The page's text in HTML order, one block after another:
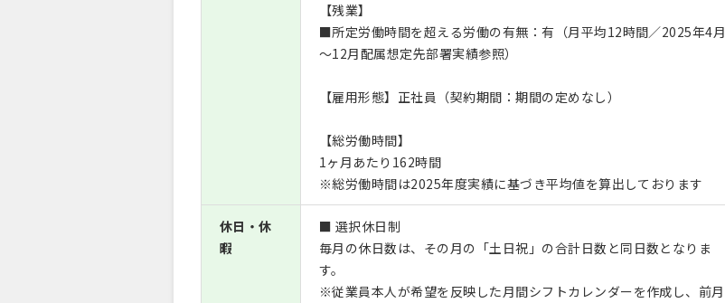
【残業】
■所定労働時間を超える労働の有無：有（月平均12時間／2025年4月
～12月配属想定先部署実績参照）
【雇用形態】正社員（契約期間：期間の定めなし）
【総労働時間】
1ヶ月あたり162時間
※総労働時間は2025年度実績に基づき平均値を算出しております
休日・休
暇
■ 選択休日制
毎月の休日数は、その月の「土日祝」の合計日数と同日数となりま
す。
※従業員本人が希望を反映した月間シフトカレンダーを作成し、前月